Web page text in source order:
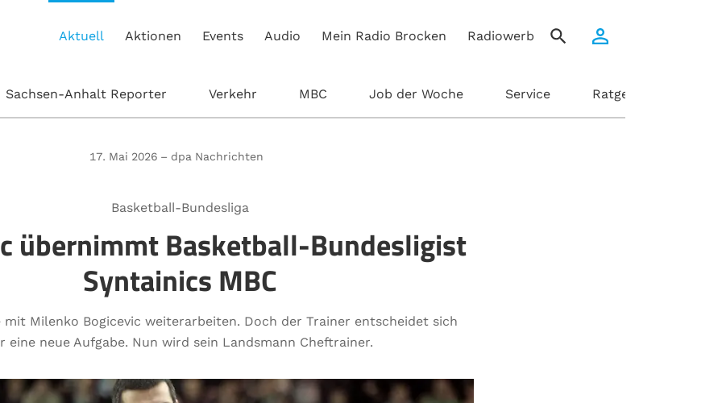
Aktuell
Sachsen-Anhalt Reporter Verkehr MBC Job der Woche Service Ratgeber
Aktionen Events Audio Mein Radio Brocken Radiowerbung
17. Mai 2026 – dpa Nachrichten
Basketball-Bundesliga
übernimmt Basketball-Bundesligist
Syntainics MBC
mit Milenko Bogicevic weiterarbeiten. Doch der Trainer entscheidet sich
eine neue Aufgabe. Nun wird sein Landsmann Cheftrainer.